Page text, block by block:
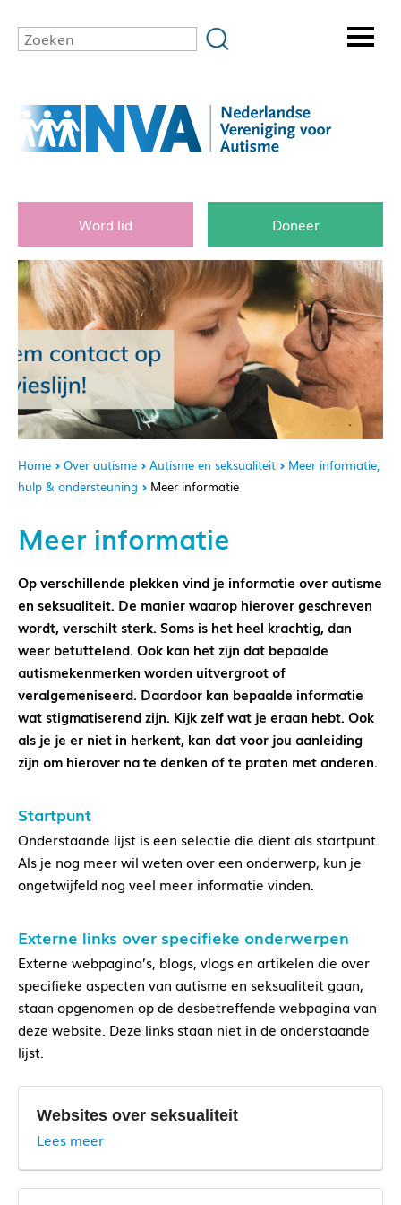
Word lid Doneer
Home Over autisme Autisme en seksualiteit
Meer informatie,
hulp & ondersteuning
Meer informatie
Meer informatie
Op verschillende plekken vind je informatie over autisme
en seksualiteit. De manier waarop hierover geschreven
wordt, verschilt sterk. Soms is het heel krachtig, dan
weer betuttelend. Ook kan het zijn dat bepaalde
autismekenmerken worden uitvergroot of
veralgemeniseerd. Daardoor kan bepaalde informatie
wat stigmatiserend zijn. Kijk zelf wat je eraan hebt. Ook
als je je er niet in herkent, kan dat voor jou aanleiding
zijn om hierover na te denken of te praten met anderen.
Startpunt
Onderstaande lijst is een selectie die dient als startpunt.
Als je nog meer wil weten over een onderwerp, kun je
ongetwijfeld nog veel meer informatie vinden.
Externe links over specifieke onderwerpen
Externe webpagina’s, blogs, vlogs en artikelen die over
specifieke aspecten van autisme en seksualiteit gaan,
staan opgenomen op de desbetreffende webpagina van
deze website. Deze links staan niet in de onderstaande
lijst.
Websites over seksualiteit
Lees meer